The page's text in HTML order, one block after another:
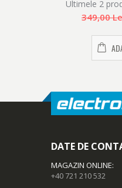
Ultimele 2
349,00
DATE DE
MAGAZIN ONLINE:
+40 721 210 532